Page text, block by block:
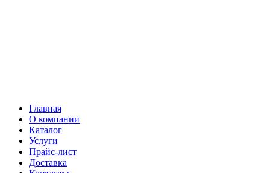
Главная
О компании
Каталог
Услуги
Прайс-лист
Доставка